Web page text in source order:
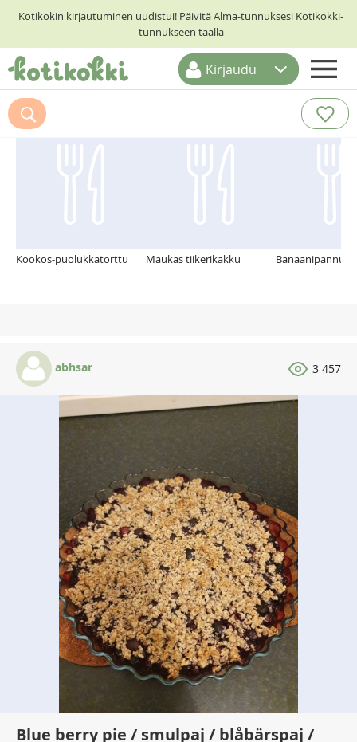
Kotikokin kirjautuminen uudistui! Päivitä Alma-tunnuksesi Kotikokki-
tunnukseen täällä
ETUSIVU
RESEPTIHAKU
Kirjaudu
Suosittelemme myös
Kookos-puolukkatorttu Maukas tiikerikakku
abhsar 3 457
Blue berry pie / smulpaj / blåbärspaj /